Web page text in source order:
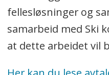
fellesløsninger og
samarbeid med Ski
at dette arbeidet vil